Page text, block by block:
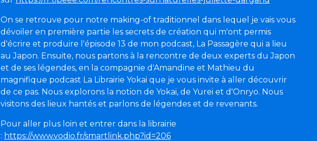
On se retrouve pour notre making-of traditionnel dans lequel je vais vous
dévoiler en première partie les secrets de création qui m'ont permis
d'écrire et produire l'épisode 13 de mon podcast, La Passagère qui a lieu
au Japon. Ensuite, nous partons à la rencontre de deux experts du Japon
et de ses légendes, en la compagnie d'Amandine et Mathieu du
magnifique podcast La Librairie Yokai que je vous invite à aller découvrir
de ce pas. Nous explorons la notion de Yokai, de Yurei et d'Onryo. Nous
visitons des lieux hantés et parlons de légendes et de revenants.
Pour aller plus loin et entrer dans la librairie
: https://www.vodio.fr/smartlink.php?id=206